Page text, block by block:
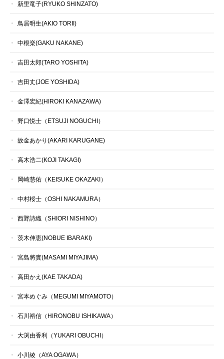
新里竜子(RYUKO SHINZATO)
鳥居明生(AKIO TORII)
中根楽(GAKU NAKANE)
吉田太郎(TARO YOSHITA)
吉田丈(JOE YOSHIDA)
金澤宏紀(HIROKI KANAZAWA)
野口悦士（ETSUJI NOGUCHI）
故金あかり(AKARI KARUGANE)
高木浩二(KOJI TAKAGI)
岡崎慧佑（KEISUKE OKAZAKI）
中村桜士（OSHI NAKAMURA）
西野詩織（SHIORI NISHINO）
茨木伸恵(NOBUE IBARAKI)
宮島將實(MASAMI MIYAJIMA)
高田かえ(KAE TAKADA)
宮本めぐみ（MEGUMI MIYAMOTO）
石川裕信（HIRONOBU ISHIKAWA）
大渕由香利（YUKARI OBUCHI）
小川綾（AYA OGAWA）